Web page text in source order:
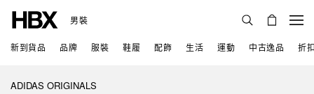
男裝
新到貨品 品牌 服裝 鞋履 配飾 生活 運動 中古逸品 折
ADIDAS ORIGINALS